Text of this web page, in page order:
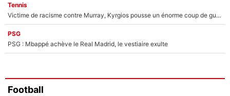
Tennis
Victime de racisme contre Murray, Kyrgios pousse un énorme coup de gueule !
PSG
PSG : Mbappé achève le Real Madrid, le vestiaire exulte
Football